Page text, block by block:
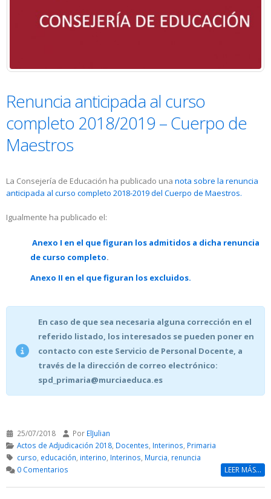
Renuncia anticipada al curso
completo 2018/2019 – Cuerpo de
Maestros
La Consejería de Educación ha publicado una nota sobre la renuncia
anticipada al curso completo 2018-2019 del Cuerpo de Maestros.
Igualmente ha publicado el:
Anexo I en el que figuran los admitidos a dicha renuncia
de curso completo.
Anexo II en el que figuran los excluidos.
En caso de que sea necesaria alguna corrección en el
referido listado, los interesados se pueden poner en
contacto con este Servicio de Personal Docente, a
través de la dirección de correo electrónico:
spd_primaria@murciaeduca.es
25/07/2018 Por ElJulian
Actos de Adjudicación 2018, Docentes Interinos Primaria
curso educación interino Interinos Murcia renuncia
0 Comentarios
LEER MÁS...